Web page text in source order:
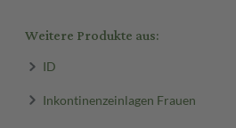
Weitere Produkte aus:
ID
Inkontinenzeinlagen Frauen